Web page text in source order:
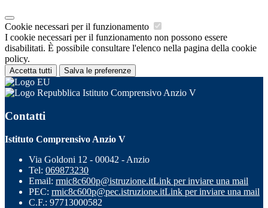
Cookie necessari per il funzionamento
I cookie necessari per il funzionamento non possono essere
disabilitati. È possibile consultare l'elenco nella pagina della cookie
policy.
Accetta tutti Salva le preferenze
Istituto Comprensivo Anzio V
Contatti
Istituto Comprensivo Anzio V
Via Goldoni 12 - 00042 - Anzio
Tel: 069873230
Email: rmic8c600p@istruzione.itLink per inviare una mail
PEC: rmic8c600p@pec.istruzione.itLink per inviare una mail
C.F.: 97713000582